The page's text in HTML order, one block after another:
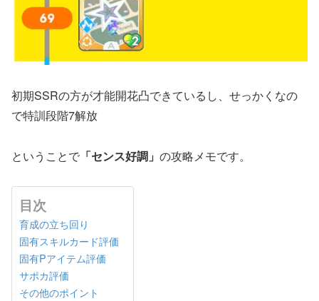
初期SSRの方が才能開花凸できているし、せっかくなの
で特訓段階7解放
ということで 「センス好調」 の攻略メモです。
目次
育成の立ち回り
固有スキルカード評価
固有Pアイテム評価
サポカ評価
その他のポイント